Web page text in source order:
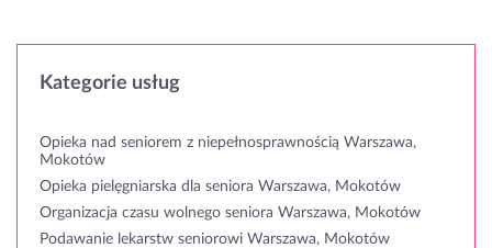
Kategorie usług
Opieka nad seniorem z niepełnosprawnością Warszawa,
Mokotów
Opieka pielęgniarska dla seniora Warszawa, Mokotów
Organizacja czasu wolnego seniora Warszawa, Mokotów
Podawanie lekarstw seniorowi Warszawa, Mokotów